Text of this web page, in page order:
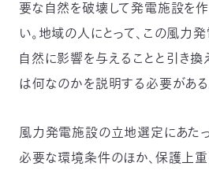
要な自然を破壊して発電施設を作
い。地域の人にとって、この風力
自然に影響を与えることと引き
は何なのかを説明する必要がある
風力発電施設の立地選定にあた
必要な環境条件のほか、保護上